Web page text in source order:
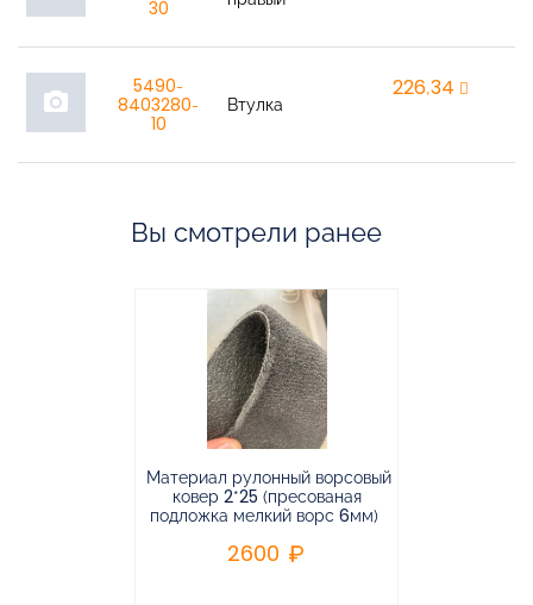
30
photo_camera
5490-
8403280-
10
Втулка
226,34
Вы смотрели ранее
Материал рулонный ворсовый
ковер 2*25 (пресованая
подложка мелкий ворс 6мм)
2600